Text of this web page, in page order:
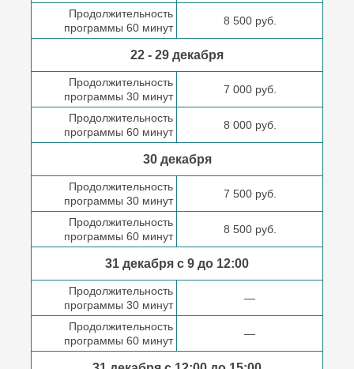
Продолжительность
программы 60 минут
8 500 руб.
22 - 29 декабря
Продолжительность
программы 30 минут
7 000 руб.
Продолжительность
программы 60 минут
8 000 руб.
30 декабря
Продолжительность
программы 30 минут
7 500 руб.
Продолжительность
программы 60 минут
8 500 руб.
31 декабря с 9 до 12:00
Продолжительность
программы 30 минут
—
Продолжительность
программы 60 минут
—